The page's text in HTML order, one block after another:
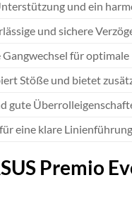
und ein
und sichere
für optimale
Stöße und bietet
gute
eine klare
Premio